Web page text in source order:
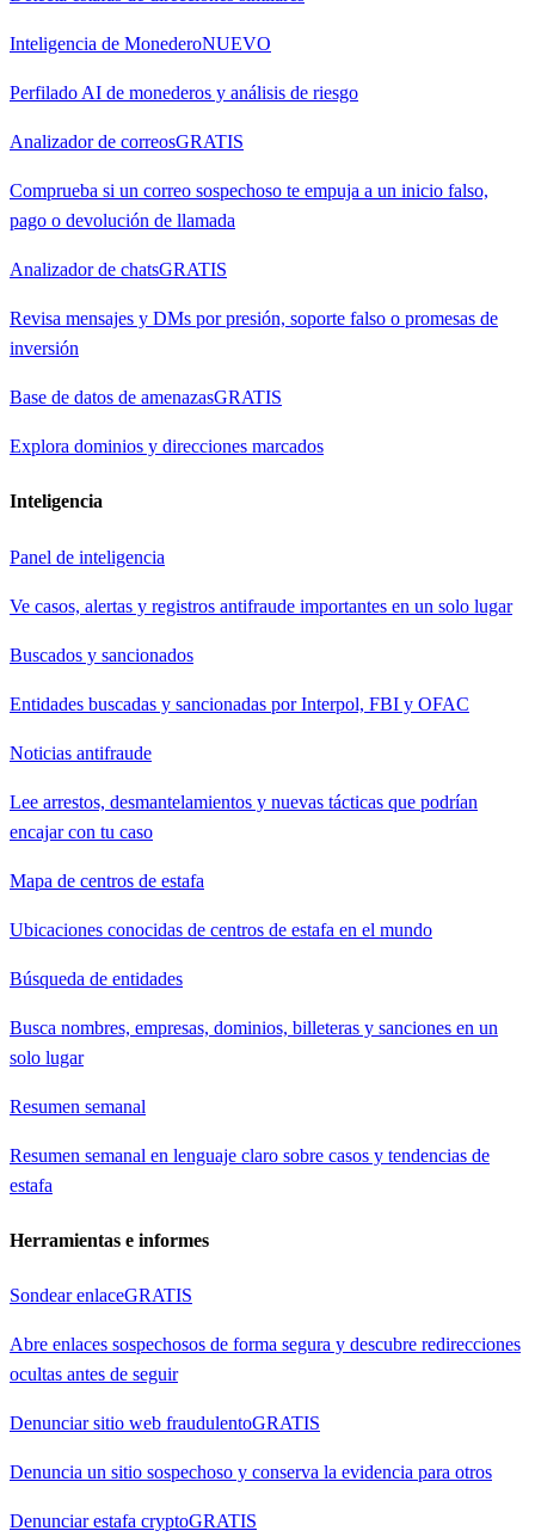
Inteligencia de MonederoNUEVO
Perfilado AI de monederos y análisis de riesgo
Analizador de correosGRATIS
Comprueba si un correo sospechoso te empuja a un inicio falso,
pago o devolución de llamada
Analizador de chatsGRATIS
Revisa mensajes y DMs por presión, soporte falso o promesas de
inversión
Base de datos de amenazasGRATIS
Explora dominios y direcciones marcados
Inteligencia
Panel de inteligencia
Ve casos, alertas y registros antifraude importantes en un solo lugar
Buscados y sancionados
Entidades buscadas y sancionadas por Interpol, FBI y OFAC
Noticias antifraude
Lee arrestos, desmantelamientos y nuevas tácticas que podrían
encajar con tu caso
Mapa de centros de estafa
Ubicaciones conocidas de centros de estafa en el mundo
Búsqueda de entidades
Busca nombres, empresas, dominios, billeteras y sanciones en un
solo lugar
Resumen semanal
Resumen semanal en lenguaje claro sobre casos y tendencias de
estafa
Herramientas e informes
Sondear enlaceGRATIS
Abre enlaces sospechosos de forma segura y descubre redirecciones
ocultas antes de seguir
Denunciar sitio web fraudulentoGRATIS
Denuncia un sitio sospechoso y conserva la evidencia para otros
Denunciar estafa cryptoGRATIS